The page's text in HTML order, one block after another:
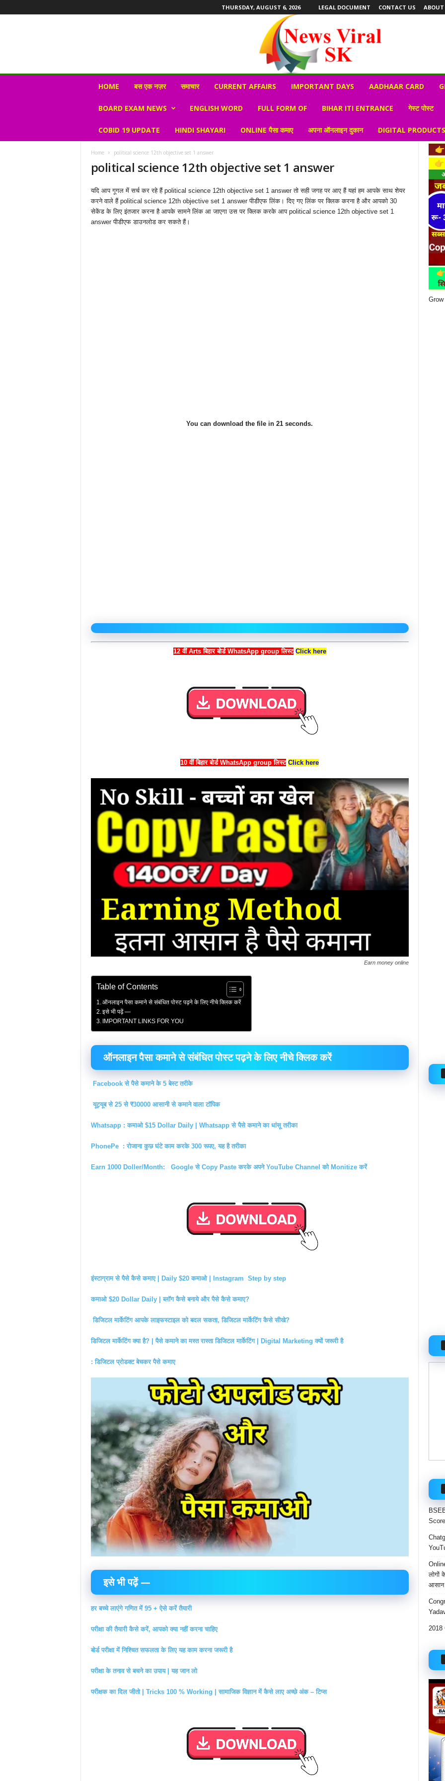
THURSDAY, AUGUST 6, 2026 LEGAL DOCUMENT CONTACT US ABOUT
r
HOME बस एक नज़र समाचार CURRENT AFFAIRS IMPORTANT DAYS AADHAAR CARD
BOARD EXAM NEWS ENGLISH WORD FULL FORM OF BIHAR ITI ENTRANCE गेस्ट पोस्ट
COBID 19 UPDATE HINDI SHAYARI ONLINE पैसा कमाए अपना ऑनलाइन दुकान DIGITAL
Home political science 12th objective set 1 answer
political science 12th objective set 1 answer
यदि आप गूगल में सर्च कर रहे हैं political science 12th objective set 1 answer तो सही जगह पर आए हैं यहां हम आपके साथ शेयर
करने वाले हैं political science 12th objective set 1 answer पीडीएफ लिंक। दिए गए लिंक पर क्लिक करना है और आपको 30
सेकेंड के लिए इंतजार करना है आपके सामने लिंक आ जाएगा उस पर क्लिक करके आप political science 12th objective set 1
answer पीडीएफ डाउनलोड कर सकते हैं।
You can download the file in 19 seconds.
12 वीं Arts बिहार बोर्ड WhatsApp group लिस्ट Click here
10 वीं बिहार बोर्ड WhatsApp group लिस्ट Click here
Earn money online
Table of Contents
ऑनलाइन पैसा कमाने से संबंधित पोस्ट पढ़ने के लिए नीचे क्लिक करें
इसे भी पढ़ें —
IMPORTANT LINKS FOR YOU
ऑनलाइन पैसा कमाने से संबंधित पोस्ट पढ़ने के लिए नीचे क्लिक करें
Facebook से पैसे कमाने के 5 बेस्ट तरीके
यूट्यूब से 25 से ₹30000 आसानी से कमाने वाला टॉपिक
Whatsapp : कमाओ $15 Dollar Daily | Whatsapp से पैसे कमाने का धांसू तरीका
PhonePe : रोजाना कुछ घंटे काम करके 300 रूपए, यह है तरीका
Earn 1000 Doller/Month: Google से Copy Paste करके अपने YouTube Channel को Monitize करें
इंस्टाग्राम से पैसे कैसे कमाए | Daily $20 कमाओ | Instagram Step by step
कमाओ $20 Dollar Daily | ब्लॉग कैसे बनाये और पैसे कैसे कमाए?
डिजिटल मार्केटिंग आपके लाइफस्टाइल को बदल सकता, डिजिटल मार्केटिंग कैसे सीखे?
डिजिटल मार्केटिंग क्या है? | पैसे कमाने का मस्त रास्ता डिजिटल मार्केटिंग | Digital Marketing क्यों जरूरी है
: डिजिटल प्रोडक्ट बेचकर पैसे कमाए
इसे भी पढ़ें —
हर बच्चे लाएंगे गणित में 95 + ऐसे करें तैयारी
परीक्षा की तैयारी कैसे करें, आपको क्या नहीं करना चाहिए
बोर्ड परीक्षा में निश्चित सफलता के लिए यह काम करना जरूरी है
परीक्षा के तनाव से बचने का उपाय | यह जान लो
परीक्षक का दिल जीतो | Tricks 100 % Working | सामाजिक विज्ञान में कैसे लाए अच्छे अंक – टिप्स
लोगों
आसान
2018